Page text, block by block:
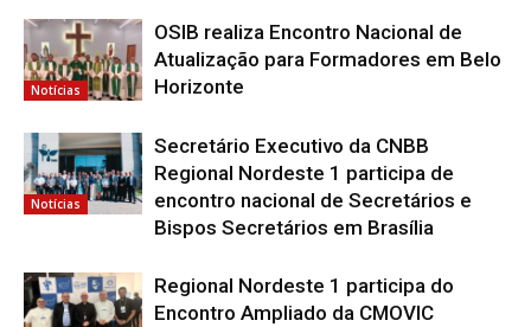
Notícias
OSIB realiza Encontro Nacional de
Atualização para Formadores em Belo
Horizonte
Notícias
Secretário Executivo da CNBB
Regional Nordeste 1 participa de
encontro nacional de Secretários e
Bispos Secretários em Brasília
Regional Nordeste 1 participa do
Encontro Ampliado da CMOVIC